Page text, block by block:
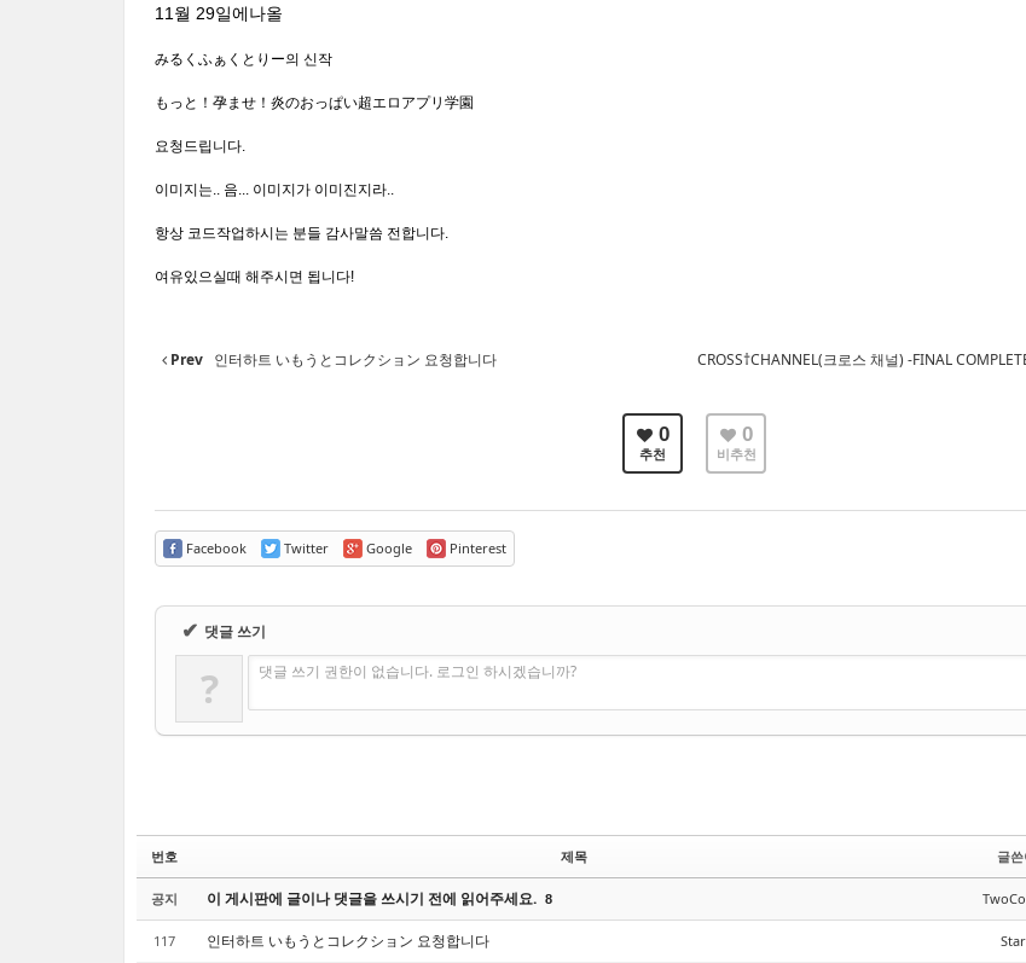
11월 29일에나올
みるくふぁくとりー의 신작
もっと！孕ませ！炎のおっぱい超エロアプリ学園
요청드립니다.
이미지는.. 음... 이미지가 이미진지라..
항상 코드작업하시는 분들 감사말씀 전합니다.
여유있으실때 해주시면 됩니다!
Prev 인터하트 いもうとコレクション 요청합니다 CROSS†CHANNEL(크로스 채널) -FINAL
0
추천
0
비추천
Facebook Twitter Google Pinterest
✔ 댓글 쓰기
? 댓글 쓰기 권한이 없습니다. 로그인 하시겠습니까?
번호 제목 글쓴
공지 이 게시판에 글이나 댓글을 쓰시기 전에 읽어주세요. 8
117 인터하트 いもうとコレクション 요청합니다